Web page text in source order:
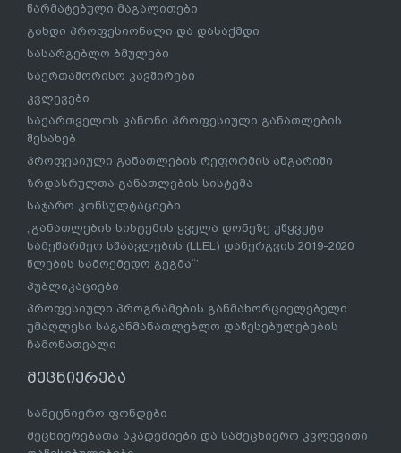
წარმატებული მაგალითები
გახდი პროფესიონალი და დასაქმდი
სასარგებლო ბმულები
საერთაშორისო კავშირები
კვლევები
საქართველოს კანონი პროფესიული განათლების
შესახებ
პროფესიული განათლების რეფორმის ანგარიში
ზრდასრულთა განათლების სისტემა
საჯარო კონსულტაციები
„განათლების სისტემის ყველა დონეზე უწყვეტი
სამეწარმეო სწაავლების (LLEL) დანერგვის 2019-2020
წლების სამოქმედო გეგმა“’
პუბლიკაციები
პროფესიული პროგრამების განმახორციელებელი
უმაღლესი საგანმანათლებლო დაწესებულებების
ჩამონათვალი
მეცნიერება
სამეცნიერო ფონდები
მეცნიერებათა აკადემიები და სამეცნიერო კვლევითი